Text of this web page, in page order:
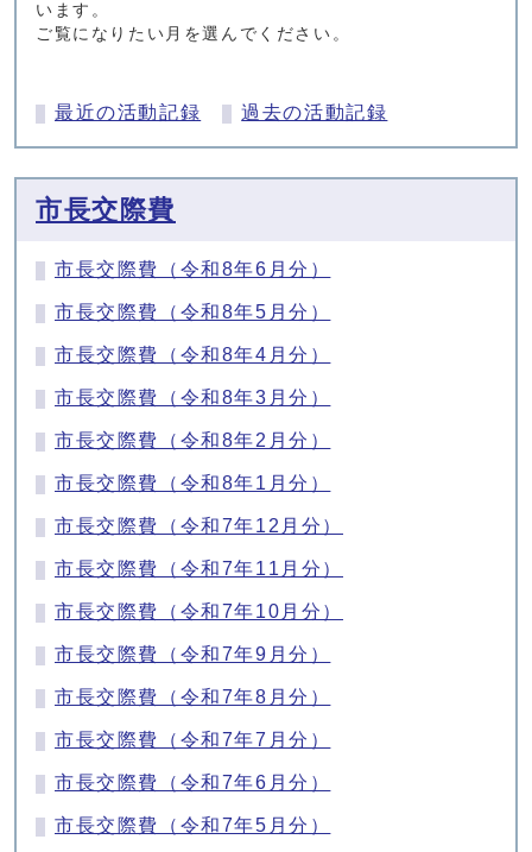
います。
ご覧になりたい月を選んでください。
最近の活動記録 過去の活動記録
市長交際費
市長交際費（令和8年6月分）
市長交際費（令和8年5月分）
市長交際費（令和8年4月分）
市長交際費（令和8年3月分）
市長交際費（令和8年2月分）
市長交際費（令和8年1月分）
市長交際費（令和7年12月分）
市長交際費（令和7年11月分）
市長交際費（令和7年10月分）
市長交際費（令和7年9月分）
市長交際費（令和7年8月分）
市長交際費（令和7年7月分）
市長交際費（令和7年6月分）
市長交際費（令和7年5月分）